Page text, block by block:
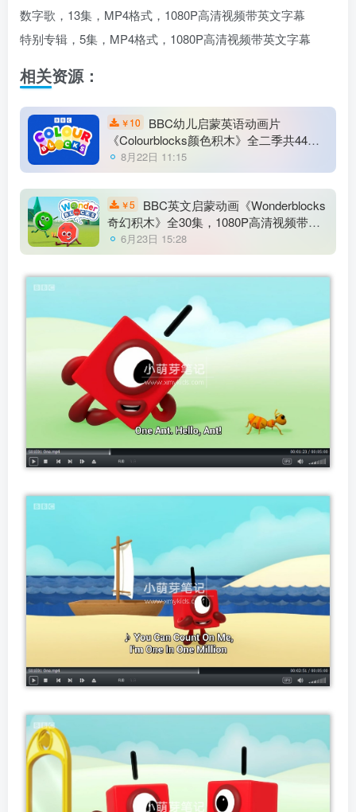
数字歌，13集，MP4格式，1080P高清视频带英文字幕
特别专辑，5集，MP4格式，1080P高清视频带英文字幕
相关资源：
￥ 10
BBC幼儿启蒙英语动画片
《Colourblocks颜色积木》全二季共44
集，1080P高清视频带英文字幕，带配套
音频MP3，百度云网盘下载！
8月22日 11:15
￥5
BBC英文启蒙动画《Wonderblocks
奇幻积木》全30集，1080P高清视频带英
文字幕，百度云网盘下载！
6月23日 15:28